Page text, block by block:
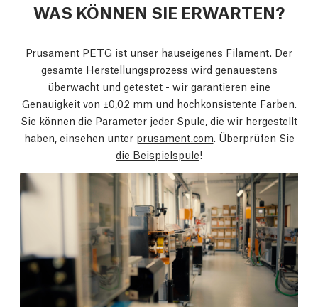
WAS KÖNNEN SIE ERWARTEN?
Prusament PETG ist unser hauseigenes Filament. Der
gesamte Herstellungsprozess wird genauestens
überwacht und getestet - wir garantieren eine
Genauigkeit von ±0,02 mm und hochkonsistente Farben.
Sie können die Parameter jeder Spule, die wir hergestellt
haben, einsehen unter prusament.com. Überprüfen Sie
die Beispielspule!